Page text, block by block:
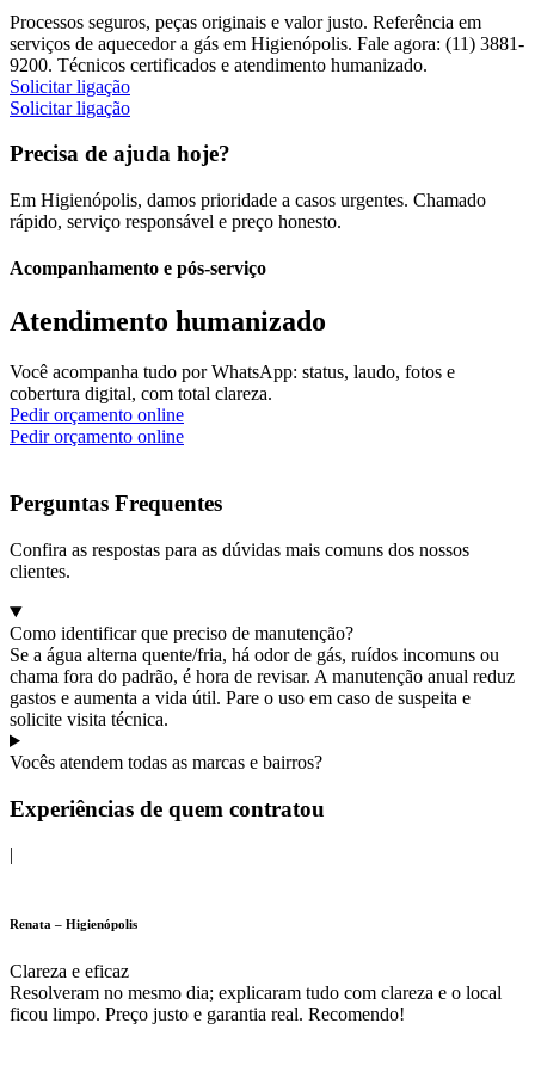
Processos seguros, peças originais e valor justo. Referência em
serviços de aquecedor a gás em Higienópolis. Fale agora: (11) 3881-
9200. Técnicos certificados e atendimento humanizado.
Solicitar ligação
Solicitar ligação
Precisa de ajuda hoje?
Em Higienópolis, damos prioridade a casos urgentes. Chamado
rápido, serviço responsável e preço honesto.
Acompanhamento e pós-serviço
Atendimento humanizado
Você acompanha tudo por WhatsApp: status, laudo, fotos e
cobertura digital, com total clareza.
Pedir orçamento online
Pedir orçamento online
Perguntas Frequentes
Confira as respostas para as dúvidas mais comuns dos nossos
clientes.
Como identificar que preciso de manutenção?
Se a água alterna quente/fria, há odor de gás, ruídos incomuns ou
chama fora do padrão, é hora de revisar. A manutenção anual reduz
gastos e aumenta a vida útil. Pare o uso em caso de suspeita e
solicite visita técnica.
Vocês atendem todas as marcas e bairros?
Experiências de quem contratou
|
Renata – Higienópolis
Clareza e eficaz
Resolveram no mesmo dia; explicaram tudo com clareza e o local
ficou limpo. Preço justo e garantia real. Recomendo!